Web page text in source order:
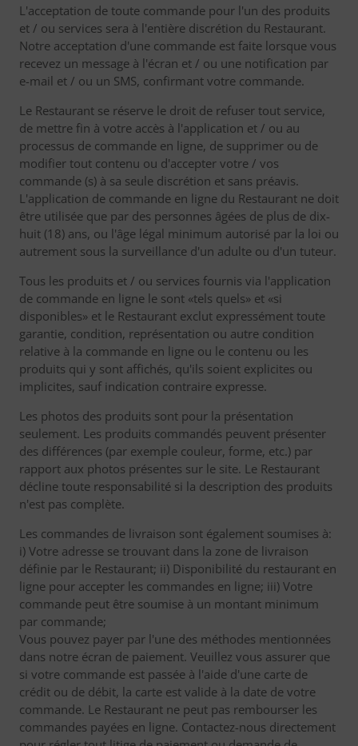
L'acceptation de toute commande pour l'un des produits
et / ou services sera à l'entière discrétion du Restaurant.
Notre acceptation d'une commande est faite lorsque vous
recevez un message à l'écran et / ou une notification par
e-mail et / ou un SMS, confirmant votre commande.
Le Restaurant se réserve le droit de refuser tout service,
de mettre fin à votre accès à l'application et / ou au
processus de commande en ligne, de supprimer ou de
modifier tout contenu ou d'accepter votre / vos
commande (s) à sa seule discrétion et sans préavis.
L'application de commande en ligne du Restaurant ne doit
être utilisée que par des personnes âgées de plus de dix-
huit (18) ans, ou l'âge légal minimum autorisé par la loi ou
autrement sous la surveillance d'un adulte ou d'un tuteur.
Tous les produits et / ou services fournis via l'application
de commande en ligne le sont «tels quels» et «si
disponibles» et le Restaurant exclut expressément toute
garantie, condition, représentation ou autre condition
relative à la commande en ligne ou le contenu ou les
produits qui y sont affichés, qu'ils soient explicites ou
implicites, sauf indication contraire expresse.
Les photos des produits sont pour la présentation
seulement. Les produits commandés peuvent présenter
des différences (par exemple couleur, forme, etc.) par
rapport aux photos présentes sur le site. Le Restaurant
décline toute responsabilité si la description des produits
n'est pas complète.
Les commandes de livraison sont également soumises à:
i) Votre adresse se trouvant dans la zone de livraison
définie par le Restaurant; ii) Disponibilité du restaurant en
ligne pour accepter les commandes en ligne; iii) Votre
commande peut être soumise à un montant minimum
par commande;
Vous pouvez payer par l'une des méthodes mentionnées
dans notre écran de paiement. Veuillez vous assurer que
si votre commande est passée à l'aide d'une carte de
crédit ou de débit, la carte est valide à la date de votre
commande. Le Restaurant ne peut pas rembourser les
commandes payées en ligne. Contactez-nous directement